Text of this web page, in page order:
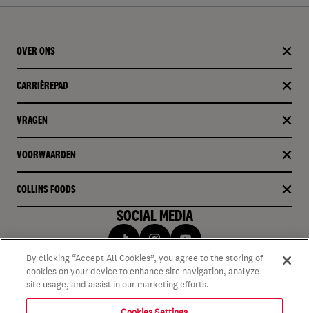
OVER ONS
CARRIÈREPAD
VRAGEN
VOORWAARDEN
COLLINS FOODS
SOCIAL MEDIA
By clicking “Accept All Cookies”, you agree to the storing of
cookies on your device to enhance site navigation, analyze
site usage, and assist in our marketing efforts.